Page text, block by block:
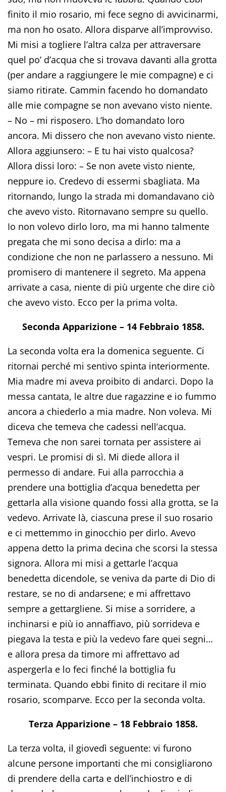
finito il mio rosario, mi fece segno di avvicinarmi,
ma non ho osato. Allora disparve all’improvviso.
Mi misi a togliere l’altra calza per attraversare
quel po’ d’acqua che si trovava davanti alla grotta
(per andare a raggiungere le mie compagne) e ci
siamo ritirate. Cammin facendo ho domandato
alle mie compagne se non avevano visto niente.
– No – mi risposero. L’ho domandato loro
ancora. Mi dissero che non avevano visto niente.
Allora aggiunsero: – E tu hai visto qualcosa?
Allora dissi loro: – Se non avete visto niente,
neppure io. Credevo di essermi sbagliata. Ma
ritornando, lungo la strada mi domandavano ciò
che avevo visto. Ritornavano sempre su quello.
Io non volevo dirlo loro, ma mi hanno talmente
pregata che mi sono decisa a dirlo: ma a
condizione che non ne parlassero a nessuno. Mi
promisero di mantenere il segreto. Ma appena
arrivate a casa, niente di più urgente che dire ciò
che avevo visto. Ecco per la prima volta.
Seconda Apparizione – 14 Febbraio 1858.
La seconda volta era la domenica seguente. Ci
ritornai perché mi sentivo spinta interiormente.
Mia madre mi aveva proibito di andarci. Dopo la
messa cantata, le altre due ragazzine e io fummo
ancora a chiederlo a mia madre. Non voleva. Mi
diceva che temeva che cadessi nell’acqua.
Temeva che non sarei tornata per assistere ai
vespri. Le promisi di sì. Mi diede allora il
permesso di andare. Fui alla parrocchia a
prendere una bottiglia d’acqua benedetta per
gettarla alla visione quando fossi alla grotta, se la
vedevo. Arrivate là, ciascuna prese il suo rosario
e ci mettemmo in ginocchio per dirlo. Avevo
appena detto la prima decina che scorsi la stessa
signora. Allora mi misi a gettarle l’acqua
benedetta dicendole, se veniva da parte di Dio di
restare, se no di andarsene; e mi affrettavo
sempre a gettargliene. Si mise a sorridere, a
inchinarsi e più io annaffiavo, più sorrideva e
piegava la testa e più la vedevo fare quei segni…
e allora presa da timore mi affrettavo ad
aspergerla e lo feci finché la bottiglia fu
terminata. Quando ebbi finito di recitare il mio
rosario, scomparve. Ecco per la seconda volta.
Terza Apparizione – 18 Febbraio 1858.
La terza volta, il giovedì seguente: vi furono
alcune persone importanti che mi consigliarono
di prendere della carta e dell’inchiostro e di